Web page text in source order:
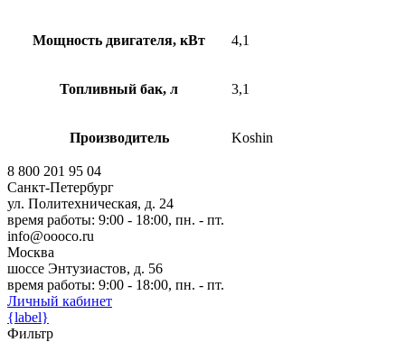
Мощность двигателя, кВт 4,1
Топливный бак, л 3,1
Производитель Koshin
8 800 201 95 04
Санкт-Петербург
ул. Политехническая, д. 24
время работы: 9:00 - 18:00, пн. - пт.
info@oooco.ru
Москва
шоссе Энтузиастов, д. 56
время работы: 9:00 - 18:00, пн. - пт.
Личный кабинет
{label}
Фильтр